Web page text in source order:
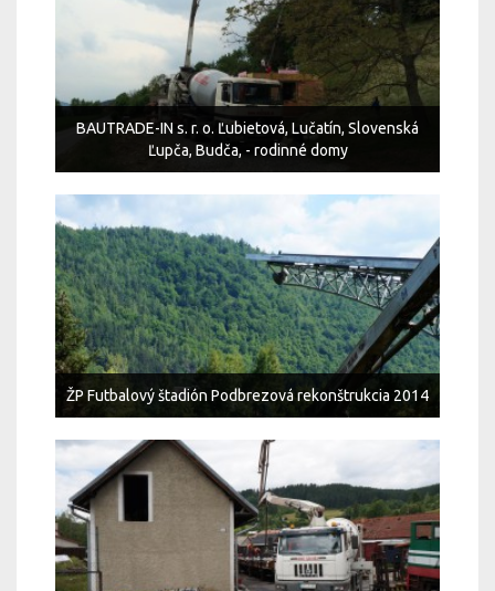
BAUTRADE-IN s. r. o. Ľubietová, Lučatín, Slovenská
Ľupča, Budča, - rodinné domy
ŽP Futbalový štadión Podbrezová rekonštrukcia 2014